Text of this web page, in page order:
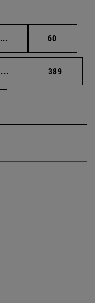
... Páginas intermedias
Página
60
... Páginas intermedias
Página
389